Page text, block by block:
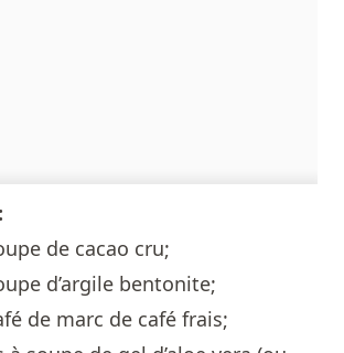
de cacao cru;
d’argile bentonite;
de marc de café frais;